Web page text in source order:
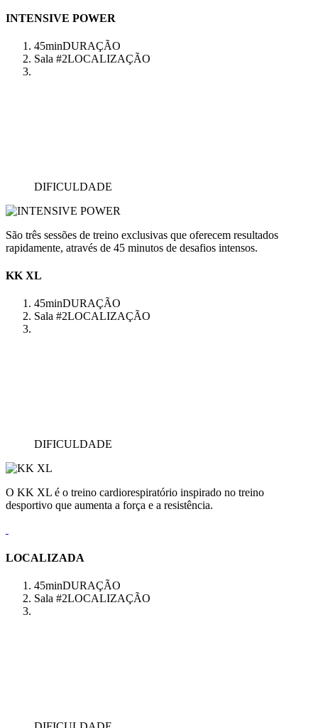
INTENSIVE POWER
45minDURAÇÃO
Sala #2LOCALIZAÇÃO
DIFICULDADE
São três sessões de treino exclusivas que oferecem resultados
rapidamente, através de 45 minutos de desafios intensos.
KK XL
45minDURAÇÃO
Sala #2LOCALIZAÇÃO
DIFICULDADE
O KK XL é o treino cardiorespiratório inspirado no treino
desportivo que aumenta a força e a resistência.
LOCALIZADA
45minDURAÇÃO
Sala #2LOCALIZAÇÃO